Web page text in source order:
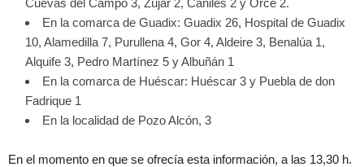
Cuevas del Campo 3, Zújar 2, Caniles 2 y Orce 2.
En la comarca de Guadix: Guadix 26, Hospital de Guadix
10, Alamedilla 7, Purullena 4, Gor 4, Aldeire 3, Benalúa 1,
Alquife 3, Pedro Martínez 5 y Albuñán 1
En la comarca de Huéscar: Huéscar 3 y Puebla de don
Fadrique 1
En la localidad de Pozo Alcón, 3
En el momento en que se ofrecía esta información, a las 13,30 h.